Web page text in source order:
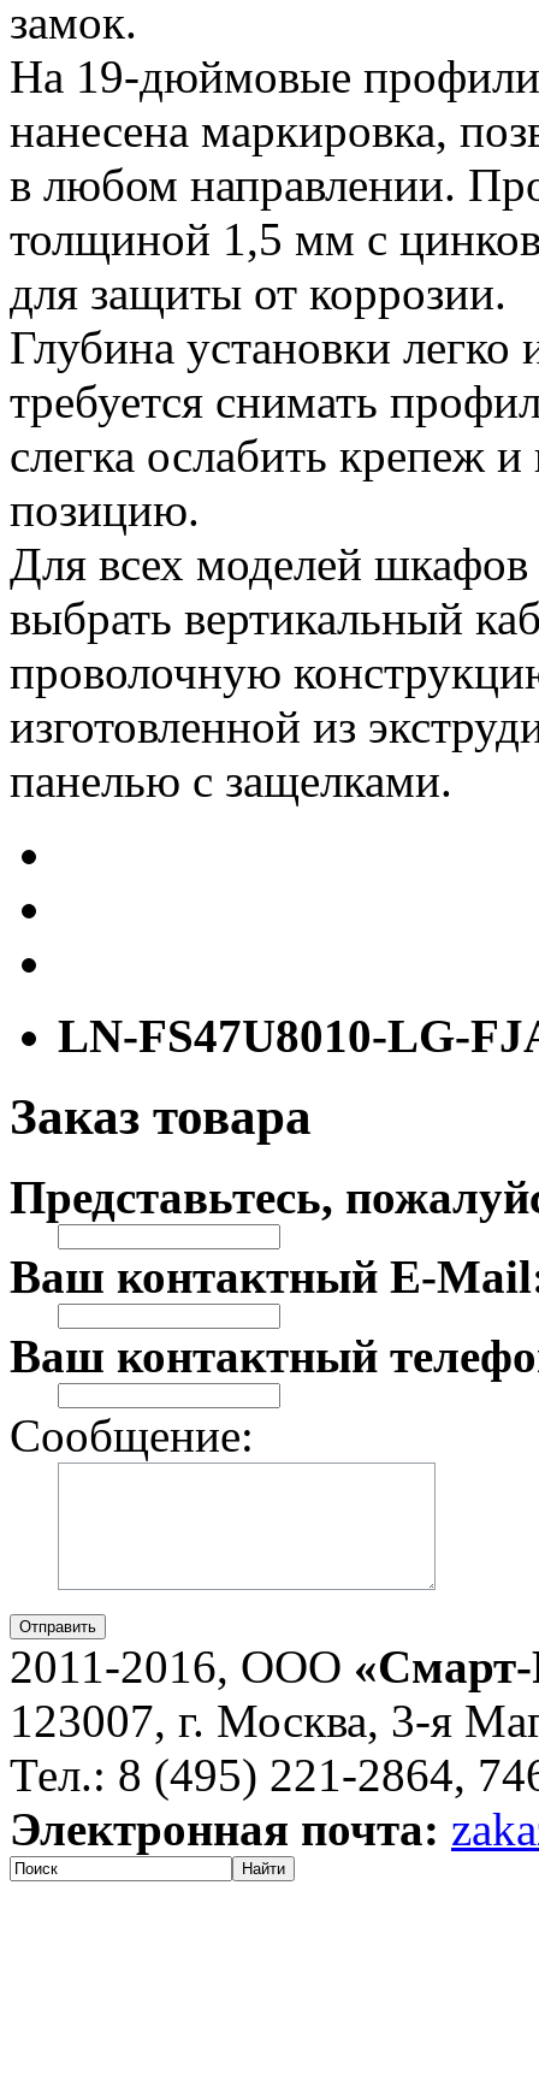
замок.
На 19-дюймовые
нанесена маркировка,
в любом направлении.
толщиной 1,5 мм с
для защиты от коррозии.
Глубина установки легко
требуется снимать
слегка ослабить крепеж
позицию.
Для всех моделей
выбрать вертикальный
проволочную
изготовленной из
панелью с защелками.
LN-FS47U8010-LG-
Заказ товара
Представьтесь,
Ваш контактный E-
Ваш контактный
Сообщение:
Отправить
2011-2016, ООО
123007, г. Москва, 3-я
Тел.: 8 (495) 221-2864,
Электронная почта:
Найти